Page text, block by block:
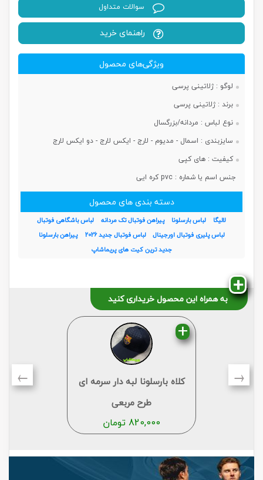
سوالات متداول
راهنمای خرید
ویژگی‌های محصول
لوگو : ژلاتینی پرسی
برند : ژلاتینی پرسی
نوع لباس : مردانه/بزرگسال
سایزبندی : اسمال - مدیوم - لارج - ایکس لارج - دو ایکس لارج
کیفیت : های کپی
جنس اسم یا شماره : pvc کره ایی
دسته بندی های محصول
لالیگا لباس بارسلونا پیراهن فوتبال تک مردانه
لباس باشگاهی فوتبال
لباس پلیری فوتبال اورجینال
لباس فوتبال جدید 2026
پیراهن بارسلونا
جدید ترین کیت های پریماشاپ
به همراه این محصول خریداری کنید
کلاه بارسلونا لبه دار سرمه ای
طرح مربعی
820,000تومان
← →